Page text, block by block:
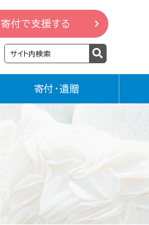
寄付で支援する
寄付・遺贈